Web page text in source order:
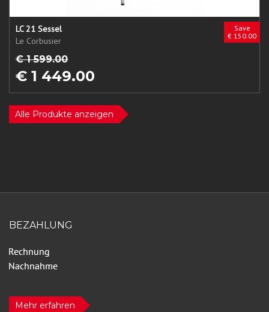
Save
€ 150.00
LC 21 Sessel
Le Corbusier
€ 1 599.00
€ 1 449.00
Alle Produkte anzeigen
BEZAHLUNG
Mehr erfahren